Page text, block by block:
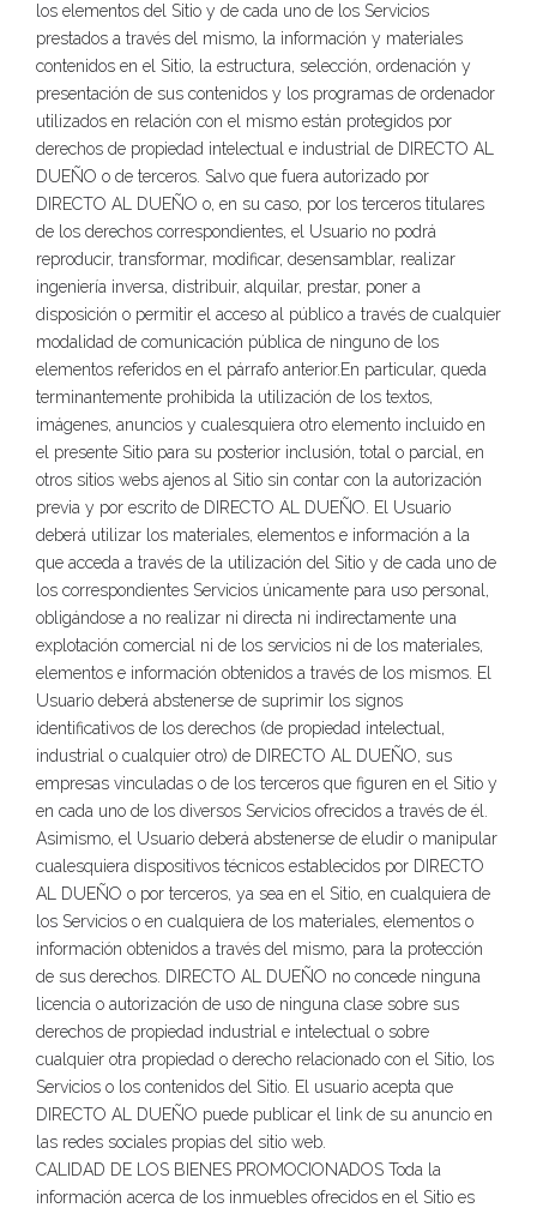
los elementos del Sitio y de cada uno de los Servicios
prestados a través del mismo, la información y materiales
contenidos en el Sitio, la estructura, selección, ordenación y
presentación de sus contenidos y los programas de ordenador
utilizados en relación con el mismo están protegidos por
derechos de propiedad intelectual e industrial de DIRECTO AL
DUEÑO o de terceros. Salvo que fuera autorizado por
DIRECTO AL DUEÑO o, en su caso, por los terceros titulares
de los derechos correspondientes, el Usuario no podrá
reproducir, transformar, modificar, desensamblar, realizar
ingeniería inversa, distribuir, alquilar, prestar, poner a
disposición o permitir el acceso al público a través de cualquier
modalidad de comunicación pública de ninguno de los
elementos referidos en el párrafo anterior.En particular, queda
terminantemente prohibida la utilización de los textos,
imágenes, anuncios y cualesquiera otro elemento incluido en
el presente Sitio para su posterior inclusión, total o parcial, en
otros sitios webs ajenos al Sitio sin contar con la autorización
previa y por escrito de DIRECTO AL DUEÑO. El Usuario
deberá utilizar los materiales, elementos e información a la
que acceda a través de la utilización del Sitio y de cada uno de
los correspondientes Servicios únicamente para uso personal,
obligándose a no realizar ni directa ni indirectamente una
explotación comercial ni de los servicios ni de los materiales,
elementos e información obtenidos a través de los mismos. El
Usuario deberá abstenerse de suprimir los signos
identificativos de los derechos (de propiedad intelectual,
industrial o cualquier otro) de DIRECTO AL DUEÑO, sus
empresas vinculadas o de los terceros que figuren en el Sitio y
en cada uno de los diversos Servicios ofrecidos a través de él.
Asimismo, el Usuario deberá abstenerse de eludir o manipular
cualesquiera dispositivos técnicos establecidos por DIRECTO
AL DUEÑO o por terceros, ya sea en el Sitio, en cualquiera de
los Servicios o en cualquiera de los materiales, elementos o
información obtenidos a través del mismo, para la protección
de sus derechos. DIRECTO AL DUEÑO no concede ninguna
licencia o autorización de uso de ninguna clase sobre sus
derechos de propiedad industrial e intelectual o sobre
cualquier otra propiedad o derecho relacionado con el Sitio, los
Servicios o los contenidos del Sitio. El usuario acepta que
DIRECTO AL DUEÑO puede publicar el link de su anuncio en
las redes sociales propias del sitio web.
CALIDAD DE LOS BIENES PROMOCIONADOS Toda la
información acerca de los inmuebles ofrecidos en el Sitio es